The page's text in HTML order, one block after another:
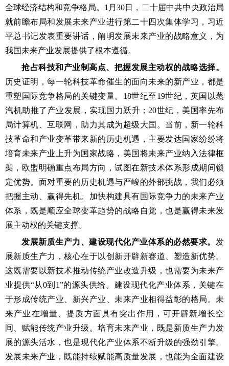
全球经济结构和竞争格局。1月30日，二十届中共中央政治局
就前瞻布局和发展未来产业进行第二十四次集体学习，习近
平总书记发表重要讲话，阐明发展未来产业的战略意义，为
我国未来产业发展提供了根本遵循。
抢占科技和产业制高点、把握发展主动权的战略选择。
历史证明，每一轮科技革命催生的面向未来的新产业，都是
重塑国际竞争格局的关键变量。18世纪至19世纪，英国以蒸
汽机助推了产业发展，实现国力跃升；20世纪，美国率先布
局计算机、互联网，助力其成为超级大国。当前，新一轮科
技革命和产业变革带来新的历史机遇，主要发达国家纷纷将
培育未来产业上升为国家战略，美国将未来产业纳入法律框
架，欧盟明确重点布局方向，试图在新技术体系形成期间锁
定优势。面对重要的历史机遇与严峻的外部挑战，我们必须
把握主动、赢得先机。加快构建具有国际竞争力的未来产业
体系，既是顺应全球变革趋势的战略自觉，也是赢得未来发
展主动权的关键支撑。
发展新质生产力、建设现代化产业体系的必然要求。 发
展新质生产力，核心在于以创新开辟新赛道、塑造新优势。
这既需要以新技术推动传统产业改造升级，也需要为未来产
业提供“从0到1”的源头供给。建设现代化产业体系，关键在
于形成传统产业、新兴产业、未来产业相得益彰的格局。未
来产业在增量、提质方面具有突出作用，可开辟新增长空
间、赋能传统产业升级。培育未来产业，既是新质生产力发
展的源头活水，也是现代化产业体系不断升级的强劲引擎。
发展未来产业，既能持续赋能高质量发展，也能为全面建设